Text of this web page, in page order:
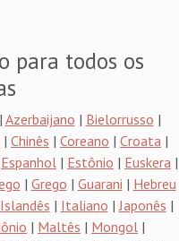
para todos os
| Azerbaijano | Bielorrusso |
| Chinês | Coreano | Croata |
Espanhol | Estônio | Euskera |
| Grego | Guarani | Hebreu
Islandês | Italiano |Japonês |
| Maltês | Mongol |